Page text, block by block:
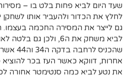
שעד היום לביא פחות בלט בו –
לחלץ את הכדור ולהעביר אותו
גם לייצר את המסירה החכמה
לביא משחק את ה6,
אחרות, דווקא כאשר העז בכר
את נטע לביא כמה סנטימטר אחורה